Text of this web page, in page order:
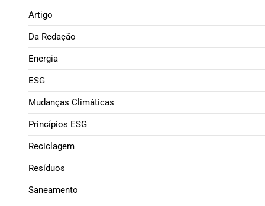
Artigo
Da Redação
Energia
ESG
Mudanças Climáticas
Princípios ESG
Reciclagem
Resíduos
Saneamento